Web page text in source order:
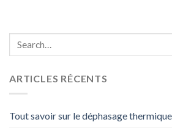
ARTICLES RÉCENTS
Tout savoir sur le déphasage thermique